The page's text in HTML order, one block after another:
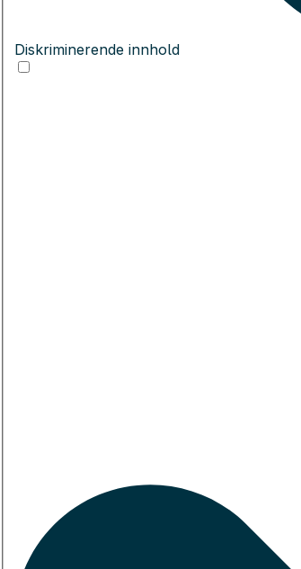
Diskriminerende innhold